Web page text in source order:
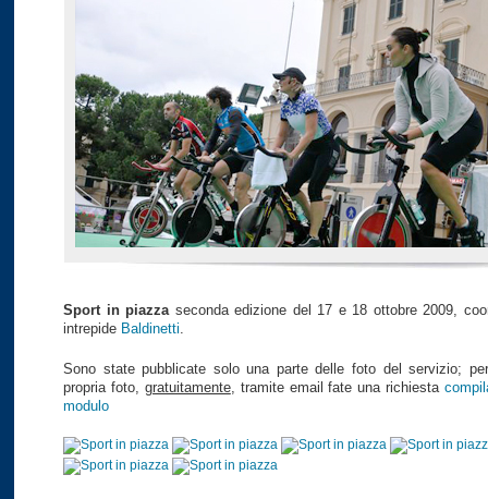
Sport in piazza seconda edizione del 17 e 18 ottobre 2009,
intrepide Baldinetti
Sono state pubblicate solo una parte delle foto del servizio;
propria foto, gratuitamente, tramite email fate una richiesta
modulo